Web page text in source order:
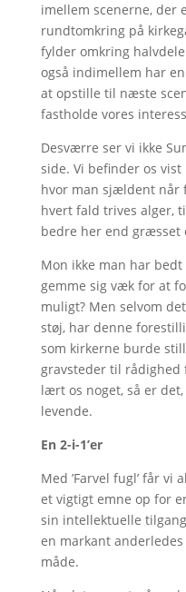
imellem scenerne, der
rundtomkring på
fylder omkring
også indimellem har
at opstille til næste
fastholde vores
Desværre ser vi ikke
side. Vi befinder os
hvor man sjældent når
hvert fald trives alger,
bedre her end græsset
Mon ikke man har
gemme sig væk for at
muligt? Men selvom
støj, har denne
som kirkerne burde
gravsteder til rådighed
lært os noget, så er
levende.
En 2-i-1’er
Med ’Farvel fugl’ får
et vigtigt emne op for
sin intellektuelle
en markant
måde.